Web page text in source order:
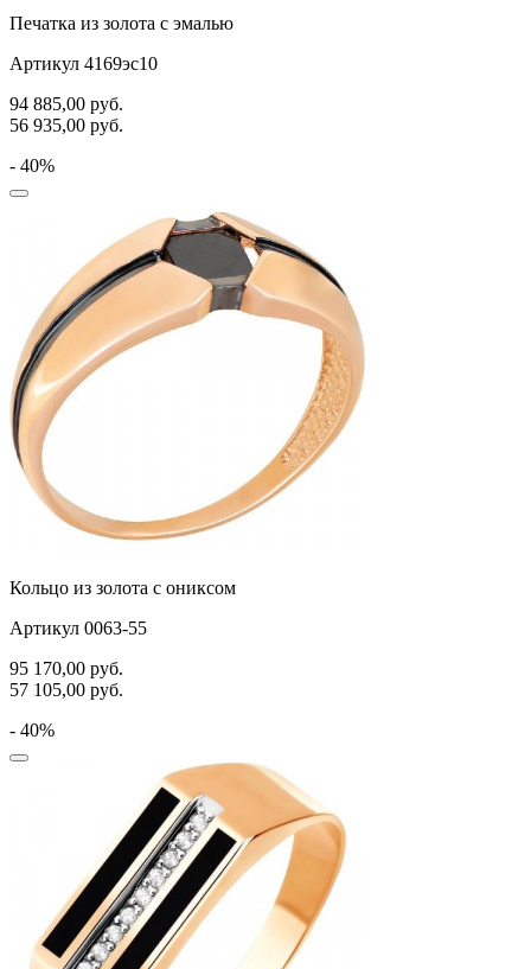
Печатка из золота с эмалью
Артикул 4169эс10
94 885,00 руб.
56 935,00 руб.
- 40%
Кольцо из золота с ониксом
Артикул 0063-55
95 170,00 руб.
57 105,00 руб.
- 40%